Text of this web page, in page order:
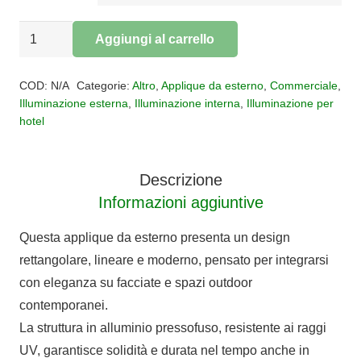
Applique
rettangolare
esterno
SPA
Aggiungi al carrello
COD: N/A Categorie: Altro, Applique da esterno, Commerciale,
Illuminazione esterna
Illuminazione interna
Illuminazione per
hotel
Descrizione
Informazioni aggiuntive
Questa applique da esterno presenta un design
rettangolare, lineare e moderno, pensato per integrarsi
con eleganza su facciate e spazi outdoor
contemporanei.
La struttura in alluminio pressofuso, resistente ai raggi
UV, garantisce solidità e durata nel tempo anche in